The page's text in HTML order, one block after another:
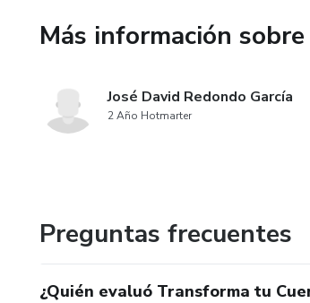
Una
comodidad de
Más información
José David Redondo García
2 Año Hotmarter
Preguntas frecuentes
¿Quién evaluó Transforma tu